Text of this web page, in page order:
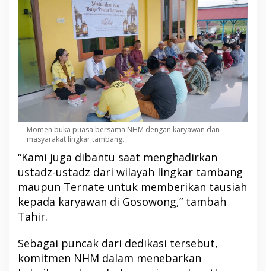
Momen buka puasa bersama NHM dengan karyawan dan
masyarakat lingkar tambang.
“Kami juga dibantu saat menghadirkan
ustadz-ustadz dari wilayah lingkar tambang
maupun Ternate untuk memberikan tausiah
kepada karyawan di Gosowong,” tambah
Tahir.
Sebagai puncak dari dedikasi tersebut,
komitmen NHM dalam menebarkan